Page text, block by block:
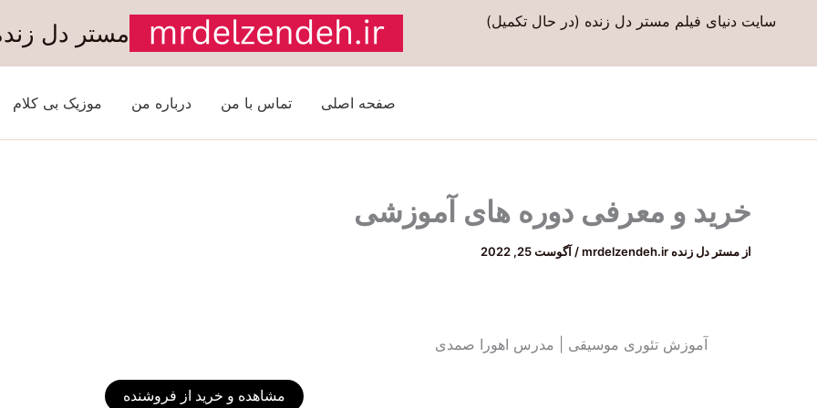
سایت دنیای فیلم مستر دل زنده (در حال تکمیل) مستر دل
صفحه اصلی تماس با من درباره من موزیک بی کلام
خرید و معرفی دوره های آموزشی
از مستر دل زنده mrdelzendeh.ir / آگوست 25, 2022
آموزش تئوری موسیقی | مدرس اهورا صمدی
مشاهده و خرید از فروشنده